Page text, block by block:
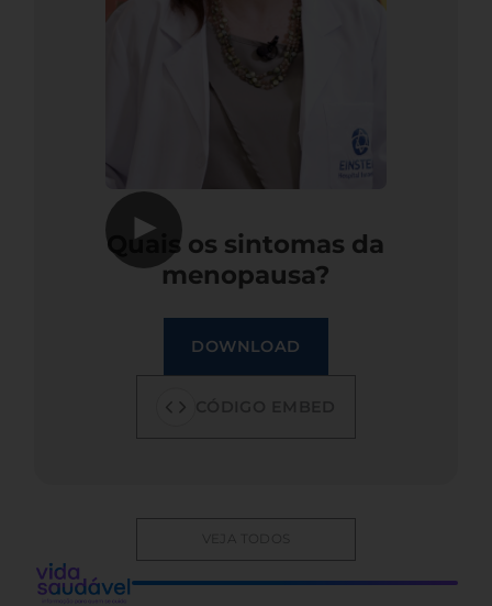
▶
Quais os sintomas da
menopausa?
DOWNLOAD
VEJA TODOS